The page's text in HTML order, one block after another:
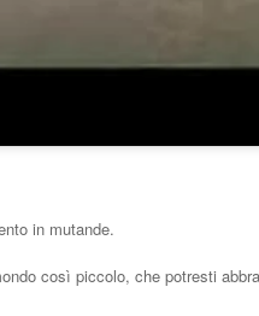
in mutande.
così piccolo, che potresti